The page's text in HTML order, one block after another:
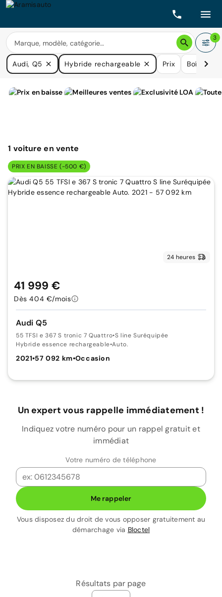
3
Audi, Q5 Hybride rechargeable Prix Boîtes de
1 voitureen vente
PRIX EN BAISSE (-500 €)
24 heures
Audi Q5
55 TFSI e 367 S tronic 7 Quattro•S line Suréquipée
Hybride essence rechargeable•Auto.
2021•57 092 km•Occasion
41 999 €
Dès 404 €/mois
Un expert vous rappelle immédiatement !
Indiquez votre numéro pour un rappel gratuit et
immédiat
Votre numéro de téléphone
Me rappeler
Vous disposez du droit de vous opposer gratuitement au
démarchage via Bloctel
Résultats par page